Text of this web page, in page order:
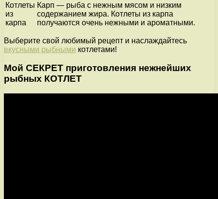
Котлеты
из
карпа
Карп — рыба с нежным мясом и низким
содержанием жира. Котлеты из карпа
получаются очень нежными и ароматными.
Выберите свой любимый рецепт и наслаждайтесь
вкусными рыбными котлетами!
Мой СЕКРЕТ приготовления нежнейших
рыбных КОТЛЕТ